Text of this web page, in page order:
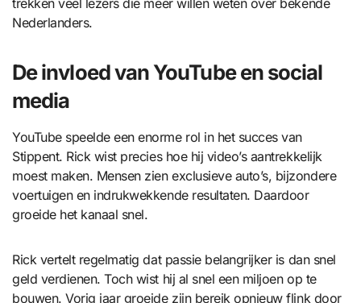
trekken veel lezers die meer willen weten over bekende
Nederlanders.
De invloed van YouTube en social
media
YouTube speelde een enorme rol in het succes van
Stippent. Rick wist precies hoe hij video’s aantrekkelijk
moest maken. Mensen zien exclusieve auto’s, bijzondere
voertuigen en indrukwekkende resultaten. Daardoor
groeide het kanaal snel.
Rick vertelt regelmatig dat passie belangrijker is dan snel
geld verdienen. Toch wist hij al snel een miljoen op te
bouwen. Vorig jaar groeide zijn bereik opnieuw flink door